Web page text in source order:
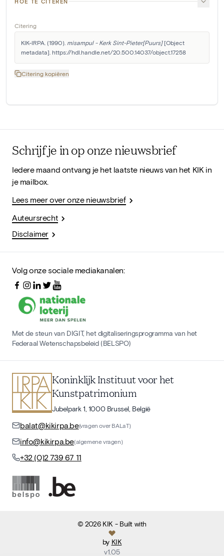
Citering
KIK-IRPA. (1990). misampul - Kerk Sint-Pieter[Puurs] [Object
metadata]. https://hdl.handle.net/20.500.14037/object.17258
Citering kopiëren
Schrijf je in op onze nieuwsbrief
Iedere maand ontvang je het laatste nieuws van het KIK in
je mailbox.
Lees meer over onze nieuwsbrief
Auteursrecht
Disclaimer
Volg onze sociale mediakanalen:
Met de steun van DIGIT, het digitaliseringsprogramma van het
Federaal Wetenschapsbeleid (BELSPO)
Koninklijk Instituut voor het
Kunstpatrimonium
Jubelpark 1, 1000 Brussel, België
balat@kikirpa.be(vragen over BALaT)
info@kikirpa.be(algemene vragen)
+32 (0)2 739 67 11
©2026 KIK - Built with
by KIK
v1.05